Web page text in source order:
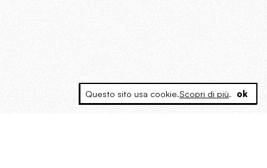
Questo sito usa cookie.Scopri di più. ok